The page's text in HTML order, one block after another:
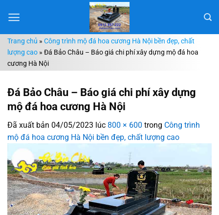
đến
dungTrang chủ » Công trình mộ đá hoa cương Hà Nội bền đẹp, chất
lượng cao » Đá Bảo Châu – Báo giá chi phí xây dựng mộ đá hoa
cương Hà Nội
Đá Bảo Châu – Báo giá chi phí xây dựng
mộ đá hoa cương Hà Nội
Đã xuất bản 04/05/2023 lúc 800 × 600 trong Công trình
mộ đá hoa cương Hà Nội bền đẹp, chất lượng cao